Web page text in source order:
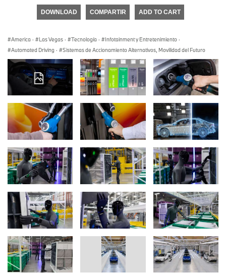
DOWNLOAD COMPARTIR ADD TO CART
America · Las Vegas · Tecnología · Infotainment y Entretenimiento ·
Automated Driving · Sistemas de Accionamiento Alternativos, Movilidad del Futuro